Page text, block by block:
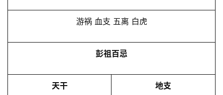
游祸 血支 五离 白虎
彭祖百忌
天干 地支